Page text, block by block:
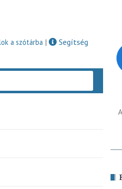
a szótárba |
Segítség
A